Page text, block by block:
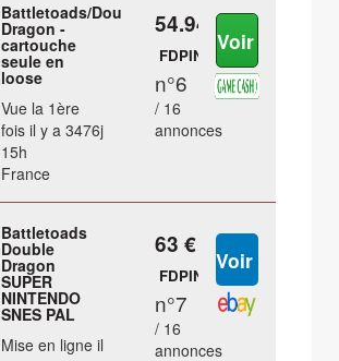
Battletoads/Double
Dragon -
cartouche
seule en
loose
Vue la 1ère
fois il y a 3476j
15h
France
54.94 €
FDPIN
n°6
/ 16
annonces
Battletoads
Double
Dragon
SUPER
NINTENDO
SNES PAL
Mise en ligne il
63 €
FDPIN
n°7
/ 16
annonces